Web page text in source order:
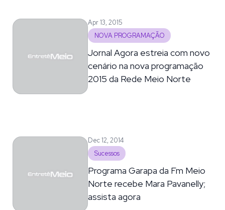
Apr 13, 2015
NOVA PROGRAMAÇÃO
Jornal Agora estreia com novo
cenário na nova programação
2015 da Rede Meio Norte
Dec 12, 2014
Sucessos
Programa Garapa da Fm Meio
Norte recebe Mara Pavanelly;
assista agora